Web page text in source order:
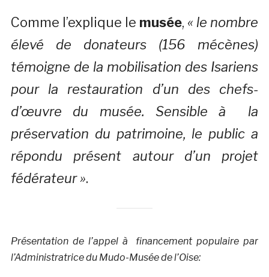
Comme l’explique le musée, « le nombre
élevé de donateurs (156 mécènes)
témoigne de la mobilisation des Isariens
pour la restauration d’un des chefs-
d’œuvre du musée. Sensible à la
préservation du patrimoine, le public a
répondu présent autour d’un projet
fédérateur ».
Présentation de l’appel à financement populaire par
l’Administratrice du Mudo-Musée de l’Oise: